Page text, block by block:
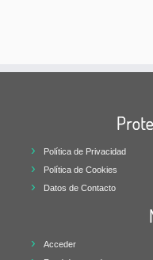
Política de Privacidad
Política de Cookies
Datos de Contacto
Acceder